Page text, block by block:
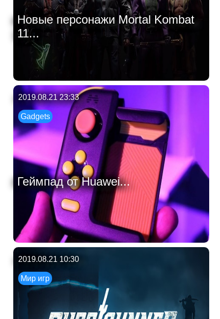
Новые персонажи Mortal Kombat
11...
2019.08.21 23:33
Gadgets
Геймпад от Huawei...
2019.08.21 10:30
Мир игр